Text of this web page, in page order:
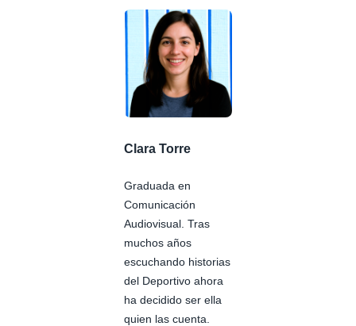
Clara Torre
Graduada en
Comunicación
Audiovisual. Tras
muchos años
escuchando historias
del Deportivo ahora
ha decidido ser ella
quien las cuenta.